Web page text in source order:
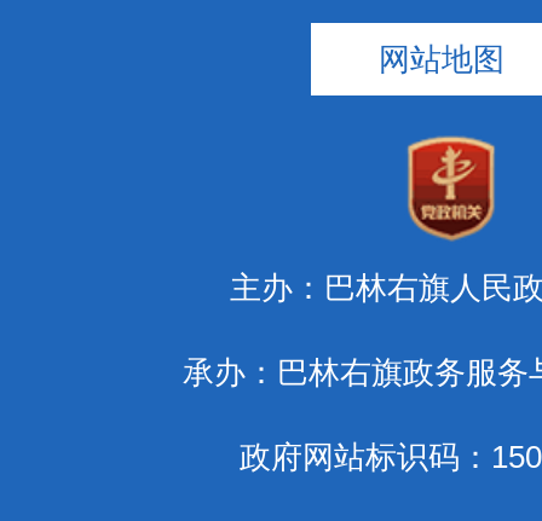
网站地图
主办：巴林右旗人民
承办：巴林右旗政务服务
政府网站标识码：